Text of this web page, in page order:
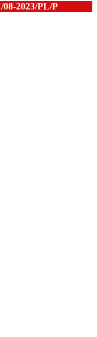
2023/PL/P